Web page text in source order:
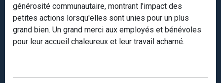
générosité communautaire, montrant l'impact des
petites actions lorsqu'elles sont unies pour un plus
grand bien. Un grand merci aux employés et bénévoles
pour leur accueil chaleureux et leur travail acharné.